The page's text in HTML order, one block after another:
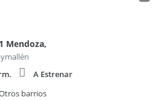
Mendoza,
A Estrenar
barrios